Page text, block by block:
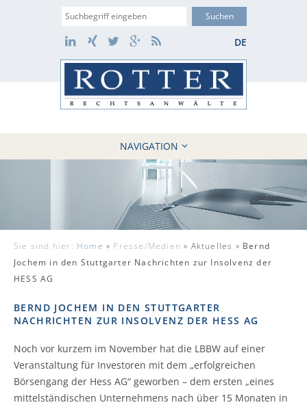
Suche
DE
LinkedIn
Xing TwitterGoogle+
RSS
NAVIGATION
HOME
KANZLEI
10 GRÜNDE
FÄLLE
REFERENZEN
Sie sind hier: Home » Presse/Medien » Aktuelles » Bernd
Jochem in den Stuttgarter Nachrichten zur Insolvenz der
HESS AG
BERND JOCHEM IN DEN STUTTGARTER
NACHRICHTEN ZUR INSOLVENZ DER HESS AG
Noch vor kurzem im November hat die LBBW auf einer
Veranstaltung für Investoren mit dem „erfolgreichen
Börsengang der Hess AG“ geworben – dem ersten „eines
mittelständischen Unternehmens nach über 15 Monaten in